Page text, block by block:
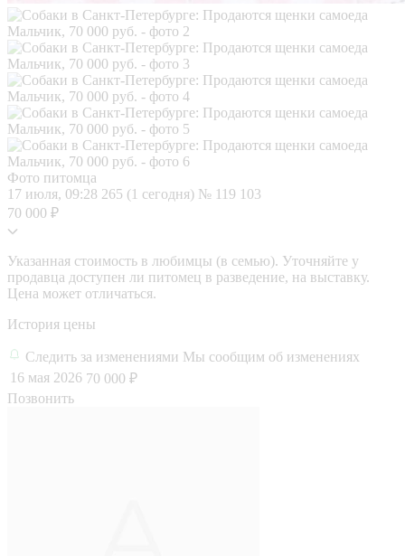
Фото питомца
17 июля, 09:28 265 (1 сегодня) № 119 103
70 000 ₽
Указанная стоимость в любимцы (в семью). Уточняйте у
продавца доступен ли питомец в разведение, на выставку.
Цена может отличаться.
История цены
Следить за изменениями Мы сообщим об изменениях
16 мая 2026 70 000 ₽
Позвонить